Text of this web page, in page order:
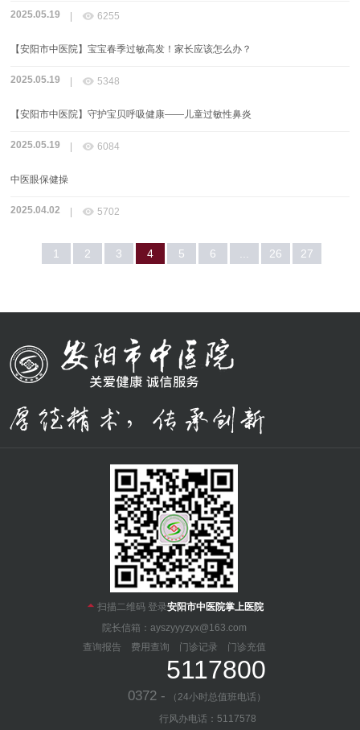
2025.05.19  6255
【安阳市中医院】宝宝春季过敏高发！家长应该怎么办？
2025.05.19  5348
【安阳市中医院】守护宝贝呼吸健康——儿童过敏性鼻炎
2025.05.19  6084
中医眼保健操
2025.04.02  5702
1 2 3 4 5 6 26 27
扫描二维码 登录安阳市中医院掌上医院
院长信箱：ayszyyyzyx@163.com
查询报告
费用查询 门诊记录 门诊充值
5117800
0372 - （24小时总值班电话）
行风办电话：5117578